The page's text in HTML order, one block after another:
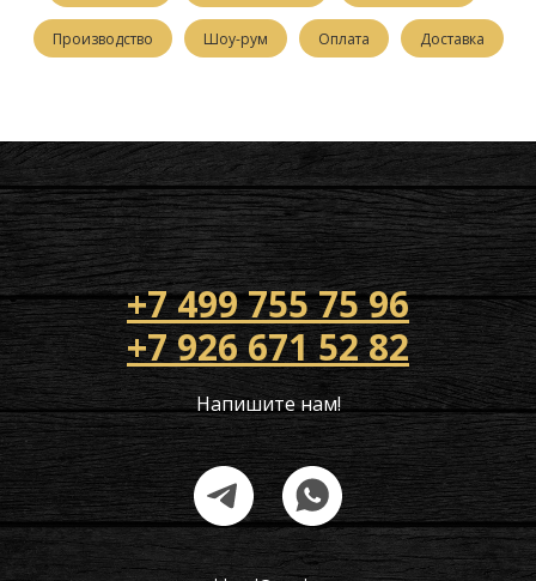
Производство Шоу-рум Оплата Доставка
+7 499 755 75 96
+7 926 671 52 82
Напишите нам!